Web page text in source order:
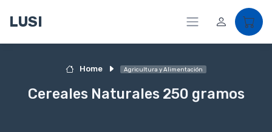
LUSI
Home Agricultura y Alimentación
Cereales Naturales 250 gramos